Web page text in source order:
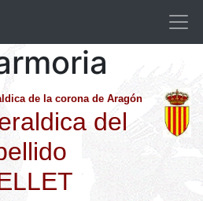
de la corona de Aragón
del